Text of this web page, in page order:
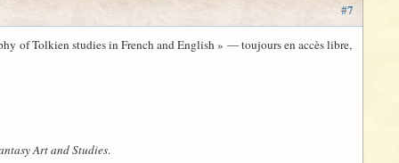
#7
of Tolkien studies in French and English » — toujours en accès libre,
Art and Studies.